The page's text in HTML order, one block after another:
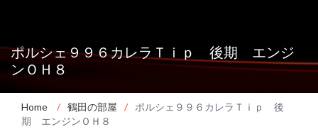
ポルシェ９９６カレラＴｉｐ 後期 エンジ
ンＯＨ８
Home / 鶴田の部屋 /
ポルシェ９９６カレラＴｉｐ 後
期 エンジンＯＨ８